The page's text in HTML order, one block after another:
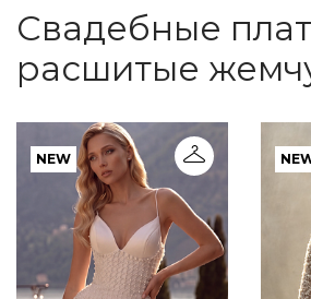
Свадебные
расшитые
NEW